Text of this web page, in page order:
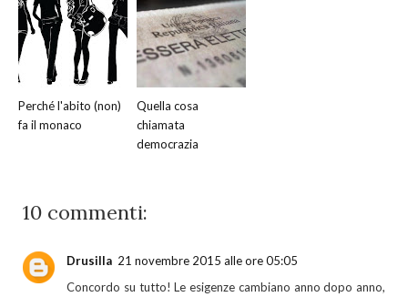
Perché l'abito (non)
fa il monaco
Quella cosa
chiamata
democrazia
10 commenti:
Drusilla 21 novembre 2015 alle ore 05:05
Concordo su tutto! Le esigenze cambiano anno dopo anno,